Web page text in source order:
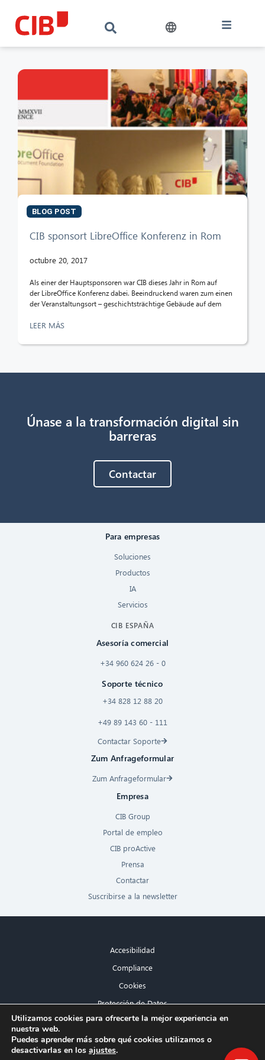
BLOG POST
CIB sponsort LibreOffice Konferenz in Rom
octubre 20, 2017
Als einer der Hauptsponsoren war CIB dieses Jahr in Rom auf
der LibreOffice Konferenz dabei. Beeindruckend waren zum einen
der Veranstaltungsort – geschichtsträchtige Gebäude auf dem
LEER MÁS
Únase a la transformación digital sin
barreras
Contactar
Para empresas
Soluciones
Productos
IA
Servicios
CIB ESPAÑA
Asesoría comercial
+34 960 624 26 - 0
Soporte técnico
+34 828 12 88 20
+49 89 143 60 - 111
Contactar Soporte
Zum Anfrageformular
Zum Anfrageformular
Empresa
CIB Group
Portal de empleo
CIB proActive
Prensa
Contactar
Suscribirse a la newsletter
Accesibilidad
Compliance
Cookies
Protección de Datos
Aviso legal
Utilizamos cookies para ofrecerte la mejor experiencia en
nuestra web.
Puedes aprender más sobre qué cookies utilizamos o
desactivarlas en los ajustes.
CIB AI ChatBot